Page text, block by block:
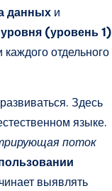
данных и
(уровень 1)
отдельного
Здесь
языке.
поток
выявлять